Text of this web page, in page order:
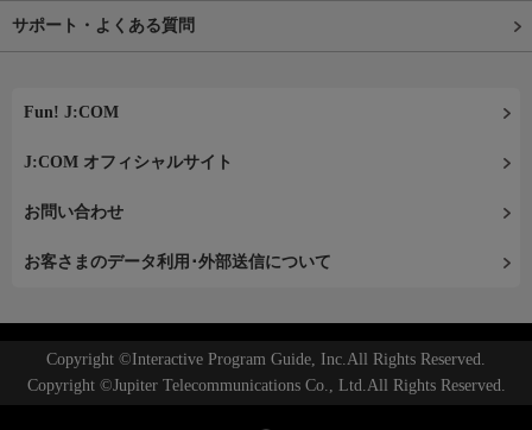
サポート・よくある質問
Fun! J:COM
J:COM オフィシャルサイト
お問い合わせ
お客さまのデータ利用･外部送信について
Copyright ©Interactive Program Guide, Inc.All Rights Reserved.
Copyright ©Jupiter Telecommunications Co., Ltd.All Rights Reserved.